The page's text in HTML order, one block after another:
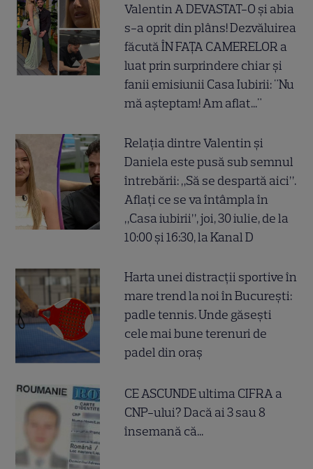
Valentin A DEVASTAT-O și abia
s-a oprit din plâns! Dezvăluirea
făcută ÎN FAȚA CAMERELOR a
luat prin surprindere chiar și
fanii emisiunii Casa Iubirii: "Nu
mă așteptam! Am aflat..."
Relația dintre Valentin și
Daniela este pusă sub semnul
întrebării: „Să se despartă aici”.
Aflați ce se va întâmpla în
„Casa iubirii”, joi, 30 iulie, de la
10:00 și 16:30, la Kanal D
Harta unei distracții sportive în
mare trend la noi în București:
padle tennis. Unde găsești
cele mai bune terenuri de
padel din oraș
CE ASCUNDE ultima CIFRA a
CNP-ului? Dacă ai 3 sau 8
însemană că...